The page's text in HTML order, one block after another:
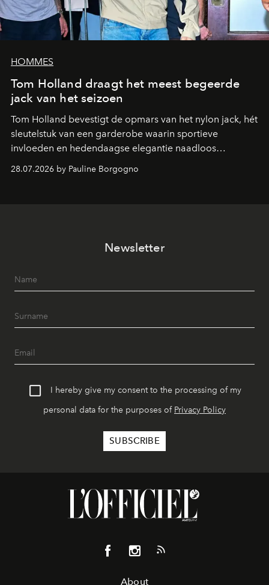
HOMMES
Tom Holland draagt het meest begeerde
jack van het seizoen
Tom Holland bevestigt de opmars van het nylon jack, hét
sleutelstuk van een garderobe waarin sportieve
invloeden en hedendaagse elegantie naadloos
28.07.2026 by Pauline Borgogno
Newsletter
I hereby give my consent to the processing of my
personal data for the purposes of Privacy Policy
About